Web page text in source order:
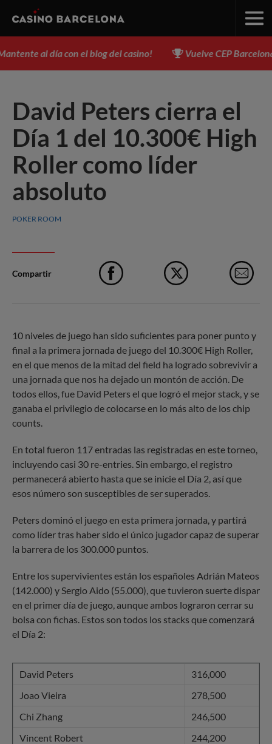
al día con el blog del casino! Vuelve CEP Barcelona,
David Peters cierra el
Día 1 del 10.300€ High
Roller como líder
absoluto
POKER ROOM
Compartir
Facebook
10 niveles de juego han sido suficientes para poner punto y
final a la primera jornada de juego del 10.300€ High Roller,
en el que menos de la mitad del field ha logrado sobrevivir a
una jornada que nos ha dejado un montón de acción. De
todos ellos, fue David Peters el que logró el mejor stack, y se
ganaba el privilegio de colocarse en lo más alto de los chip
counts.
En total fueron 117 entradas las registradas en este torneo,
incluyendo casi 30 re-entries. Sin embargo, el registro
permanecerá abierto hasta que se inicie el Día 2, así que
esos número son susceptibles de ser superados.
Peters dominó el juego en esta primera jornada, y partirá
como líder tras haber sido el único jugador capaz de superar
la barrera de los 300.000 puntos.
Entre los supervivientes están los españoles Adrián Mateos
(142.000) y Sergio Aido (55.000), que tuvieron suerte dispar
en el primer día de juego, aunque ambos lograron cerrar su
bolsa con fichas. Estos son todos los stacks que comenzará
el Día 2:
David Peters
316,000
Joao Vieira
278,500
Chi Zhang
246,500
Vincent Robert
244,200